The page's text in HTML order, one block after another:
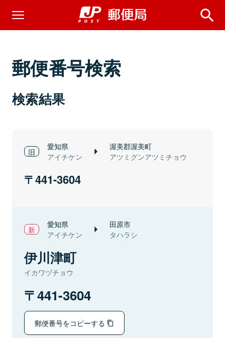
郵便番号検索
検索結果
愛知県
アイチケン
渥美郡渥美町
アツミグンアツミチョウ
441-3604
愛知県
アイチケン
田原市
タハラシ
伊川津町
イカワヅチョウ
441-3604
郵便番号をコピーする